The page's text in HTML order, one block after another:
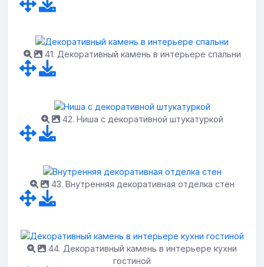
41. Декоративный камень в интерьере спальни
42. Ниша с декоративной штукатуркой
43. Внутренняя декоративная отделка стен
44. Декоративный камень в интерьере кухни
гостиной